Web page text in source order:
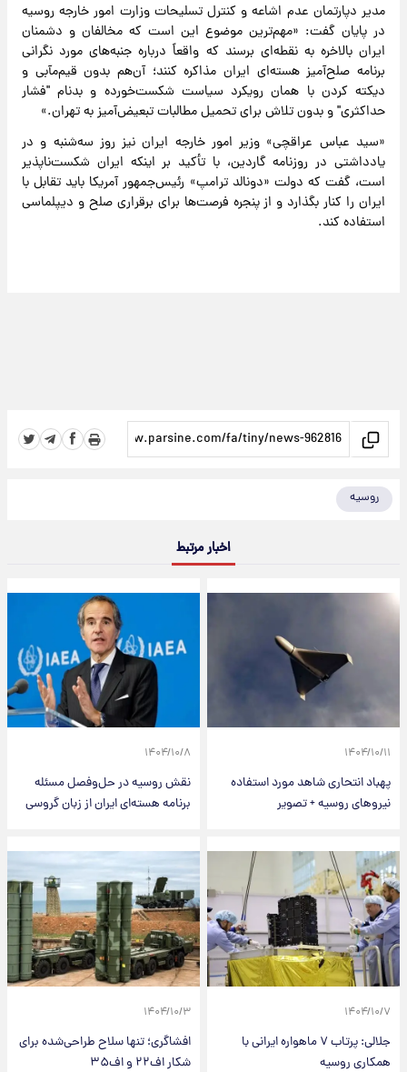
مدیر دپارتمان عدم اشاعه و کنترل تسلیحات وزارت امور خارجه روسیه
در پایان گفت: «مهم‌ترین موضوع این است که مخالفان و دشمنان
ایران بالاخره به نقطه‌ای برسند که واقعاً درباره جنبه‌های مورد نگرانی
برنامه صلح‌آمیز هسته‌ای ایران مذاکره کنند؛ آن‌هم بدون قیم‌مآبی و
دیکته کردن با همان رویکرد سیاست شکست‌خورده و بدنام "فشار
حداکثری" و بدون تلاش برای تحمیل مطالبات تبعیض‌آمیز به تهران.»
«سید عباس عراقچی» وزیر امور خارجه ایران نیز روز سه‌شنبه و در
یادداشتی در روزنامه گاردین، با تأکید بر اینکه ایران شکست‌ناپذیر
است، گفت که دولت «دونالد ترامپ» رئیس‌جمهور آمریکا باید تقابل با
ایران را کنار بگذارد و از پنجره فرصت‌ها برای برقراری صلح و دیپلماسی
استفاده کند.
روسیه
اخبار مرتبط
۱۴۰۴/۱۰/۱۱
پهباد انتحاری شاهد مورد استفاده
نیروهای روسیه + تصویر
۱۴۰۴/۱۰/۸
نقش روسیه در حل‌وفصل مسئله
برنامه هسته‌ای ایران از زبان گروسی
۱۴۰۴/۱۰/۷
جلالی: پرتاب ۷ ماهواره ایرانی با
همکاری روسیه
۱۴۰۴/۱۰/۳
افشاگری؛ تنها سلاح طراحی‌شده برای
شکار اف‌۲۲ و اف‌۳۵